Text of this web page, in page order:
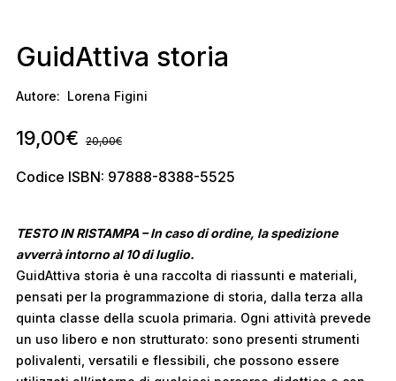
GuidAttiva storia
Autore: Lorena Figini
19,00€ 20,00€
Codice ISBN: 97888-8388-5525
TESTO IN RISTAMPA – In caso di ordine, la spedizione
avverrà intorno al 10 di luglio.
GuidAttiva storia è una raccolta di riassunti e materiali,
pensati per la programmazione di storia, dalla terza alla
quinta classe della scuola primaria. Ogni attività prevede
un uso libero e non strutturato: sono presenti strumenti
polivalenti, versatili e flessibili, che possono essere